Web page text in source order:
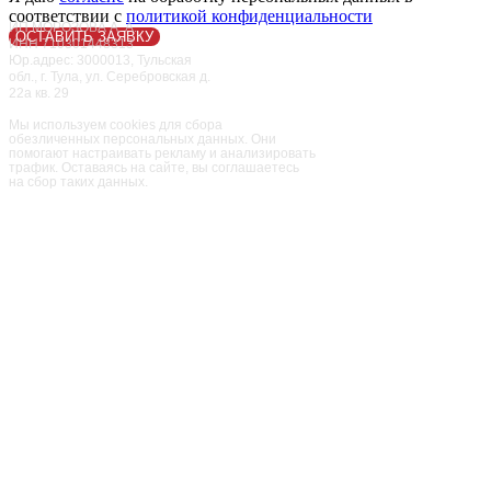
Пользовательское соглашение
ИП МОРОЗОВА А. А.
ИНН 710301448313
Юр.адрес: 3000013, Тульская
обл., г. Тула, ул. Серебровская д.
22а кв. 29
Мы используем cookies для сбора
обезличенных персональных данных. Они
помогают настраивать рекламу и анализировать
трафик. Оставаясь на сайте, вы соглашаетесь
на сбор таких данных.
соответствии с политикой конфиденциальности
ОСТАВИТЬ ЗАЯВКУ